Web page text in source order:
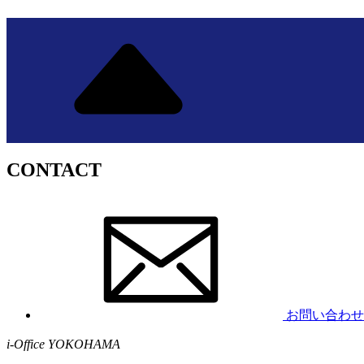
CONTACT
お問い合わ
i-Office YOKOHAMA